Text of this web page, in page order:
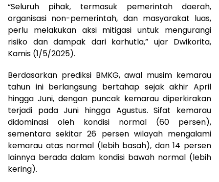
“Seluruh pihak, termasuk pemerintah daerah,
organisasi non-pemerintah, dan masyarakat luas,
perlu melakukan aksi mitigasi untuk mengurangi
risiko dan dampak dari karhutla,” ujar Dwikorita,
Kamis (1/5/2025).
Berdasarkan prediksi BMKG, awal musim kemarau
tahun ini berlangsung bertahap sejak akhir April
hingga Juni, dengan puncak kemarau diperkirakan
terjadi pada Juni hingga Agustus. Sifat kemarau
didominasi oleh kondisi normal (60 persen),
sementara sekitar 26 persen wilayah mengalami
kemarau atas normal (lebih basah), dan 14 persen
lainnya berada dalam kondisi bawah normal (lebih
kering).